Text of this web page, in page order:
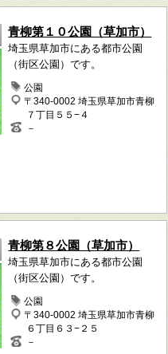
青柳第１０公園（草加市）
埼玉県草加市にある都市公園
（街区公園）です。
公園
〒340-0002 埼玉県草加市青柳
７丁目５５−４
－
青柳第８公園（草加市）
埼玉県草加市にある都市公園
（街区公園）です。
公園
〒340-0002 埼玉県草加市青柳
６丁目６３−２５
－